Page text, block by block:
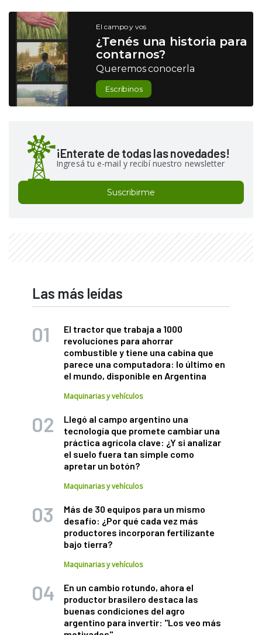
El campo y vos
¿Tenés una historia para
contarnos?
Queremos conocerla
Escribinos
¡Enterate de todas las novedades!
Ingresá tu e-mail y recibí nuestro newsletter
Suscribirme
Las más leídas
El tractor que trabaja a 1000
revoluciones para ahorrar
combustible y tiene una cabina que
parece una computadora: lo último en
el mundo, disponible en Argentina
Maquinarias y vehículos
Llegó al campo argentino una
tecnología que promete cambiar una
práctica agrícola clave: ¿Y si analizar
el suelo fuera tan simple como
apretar un botón?
Maquinarias y vehículos
Más de 30 equipos para un mismo
desafío: ¿Por qué cada vez más
productores incorporan fertilizante
bajo tierra?
Maquinarias y vehículos
En un cambio rotundo, ahora el
productor brasilero destaca las
buenas condiciones del agro
argentino para invertir: "Los veo más